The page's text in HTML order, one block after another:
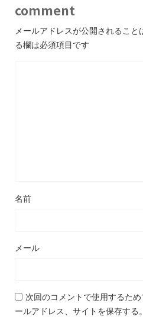
comment
メールアドレスが公開されること
る欄は必須項目です
名前
メール
次回のコメントで使用するた
ールアドレス、サイトを保存する。